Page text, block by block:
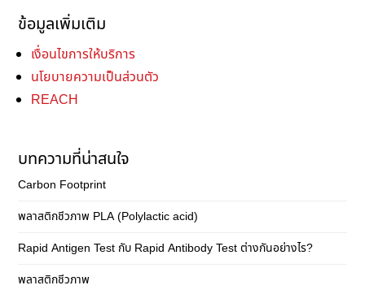
ข้อมูลเพิ่มเติม
เงื่อนไขการให้บริการ
นโยบายความเป็นส่วนตัว
REACH
บทความที่น่าสนใจ
Carbon Footprint
พลาสติกชีวภาพ PLA (Polylactic acid)
Rapid Antigen Test กับ Rapid Antibody Test ต่างกันอย่างไร?
พลาสติกชีวภาพ